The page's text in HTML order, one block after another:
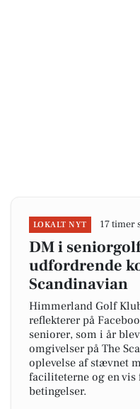
LOKALT NYT 17 timer
DM i
udfordrende
Scandinavian
Himmerland Golf
reflekterer på
seniorer, som i år
omgivelser på The
oplevelse af stævnet
faciliteterne og en
betingelser.